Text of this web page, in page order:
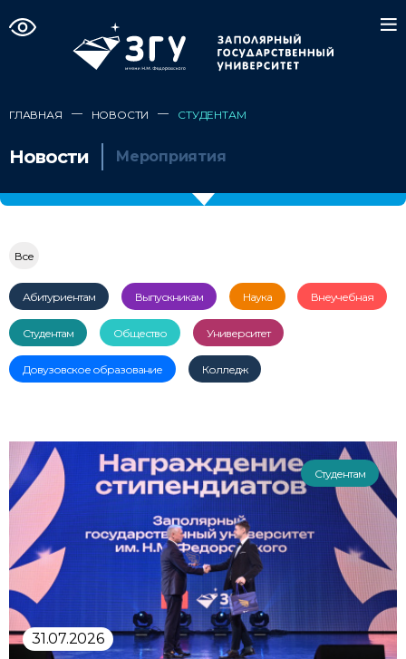
ГЛАВНАЯ — НОВОСТИ — СТУДЕНТАМ
Новости Мероприятия
Все
Абитуриентам Выпускникам Наука Внеучебная
Студентам Общество Университет
Довузовское образование Колледж
Студентам
31.07.2026